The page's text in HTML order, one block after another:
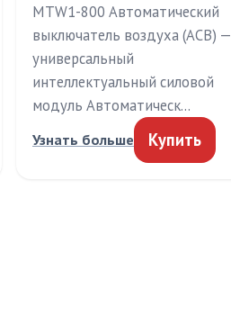
MTW1-800 Автоматический
выключатель воздуха (ACB) —
универсальный
интеллектуальный силовой
модуль Автоматическ…
Узнать больше Купить